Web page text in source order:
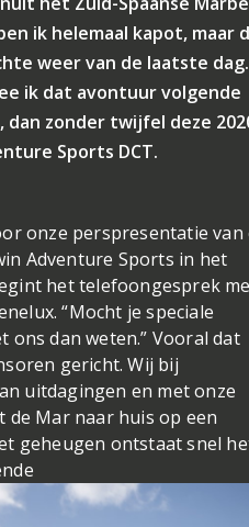
ik helemaal kapot, maar
weer van de laatste dag.
ik dat avontuur volgende
zonder twijfel deze
Sports DCT.
onze perspresentatie van
Adventure Sports in het
het telefoongesprek
“Mocht je speciale
ons dan weten.” Vooral dat
gericht. Wij bij
uitdagingen en met onze
Mar naar huis op een
geheugen ontstaat snel